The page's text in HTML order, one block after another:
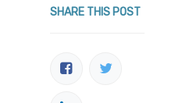
SHARE THIS POST